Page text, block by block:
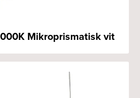
Mikroprismatisk vit